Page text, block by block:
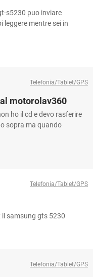
s5230 puo inviare
leggere mentre sei in
Telefonia/Tablet/GPS
motorolav360
ho il cd e devo rasferire
sopra ma quando
Telefonia/Tablet/GPS
il samsung gts 5230
Telefonia/Tablet/GPS